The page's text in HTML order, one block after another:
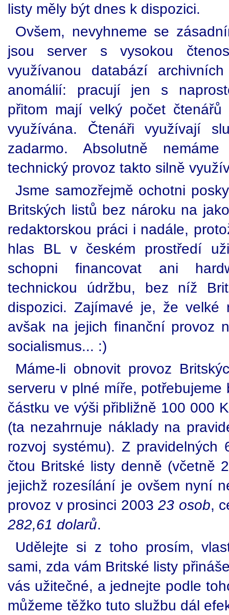
listy měly být dnes k dispozici.
Ovšem, nevyhneme se
jsou server s vysokou
využívanou databází
anomálií: pracují jen s
přitom mají velký počet
využívána. Čtenáři využívají
zadarmo. Absolutně
technický provoz takto silně
Jsme samozřejmě ochotni
Britských listů bez nároku na
redaktorskou práci i nadále,
hlas BL v českém prostředí
schopni financovat ani
technickou údržbu, bez níž
dispozici. Zajímavé je, že
avšak na jejich finanční provoz
socialismus... :)
Máme-li obnovit provoz
serveru v plné míře,
částku ve výši přibližně 100 000
(ta nezahrnuje náklady na
rozvoj systému). Z
čtou Britské listy denně (včetně
jejichž rozesílání je ovšem nyní
provoz v prosinci 2003 23 osob,
282,61 dolarů.
Udělejte si z toho prosím,
sami, zda vám Britské listy
vás užitečné, a jednejte podle
můžeme těžko tuto službu dál